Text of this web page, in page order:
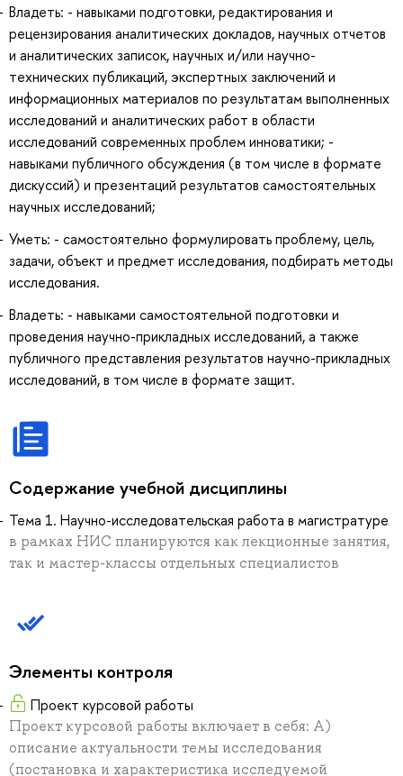
Владеть: - навыками подготовки, редактирования и
рецензирования аналитических докладов, научных отчетов
и аналитических записок, научных и/или научно-
технических публикаций, экспертных заключений и
информационных материалов по результатам выполненных
исследований и аналитических работ в области
исследований современных проблем инноватики; -
навыками публичного обсуждения (в том числе в формате
дискуссий) и презентаций результатов самостоятельных
научных исследований;
Уметь: - самостоятельно формулировать проблему, цель,
задачи, объект и предмет исследования, подбирать методы
исследования.
Владеть: - навыками самостоятельной подготовки и
проведения научно-прикладных исследований, а также
публичного представления результатов научно-прикладных
исследований, в том числе в формате защит.
Содержание учебной дисциплины
Тема 1. Научно-исследовательская работа в магистратуре
в рамках НИС планируются как лекционные занятия,
так и мастер-классы отдельных специалистов
Элементы контроля
Проект курсовой работы
Проект курсовой работы включает в себя: А)
описание актуальности темы исследования
(постановка и характеристика исследуемой